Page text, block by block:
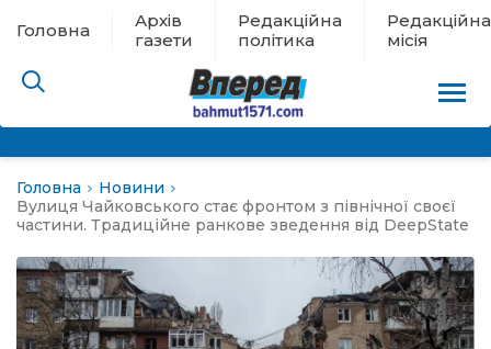
Головна
Архів
газети
Редакційна
політика
Редакційна
місія
евакуації
Головна
Новини
Вулиця Чайковського стає фронтом з північної своєї
частини. Традиційне ранкове зведення від DeepState